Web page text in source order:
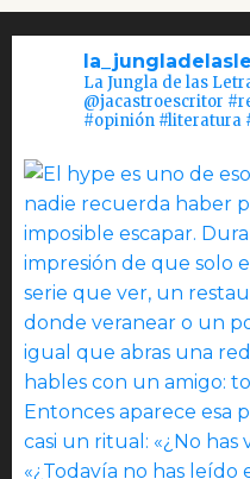
La Jungla de las
@jacastroescritor
#opinión #literatura